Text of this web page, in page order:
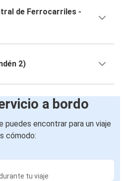
de Ferrocarriles -
2)
a bordo
puedes encontrar para un viaje
cómodo:
tu viaje